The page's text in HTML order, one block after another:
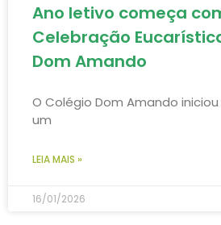
Ano letivo começa
Celebração
Dom Amando
O Colégio Dom Amando
um
LEIA MAIS »
16/01/2026